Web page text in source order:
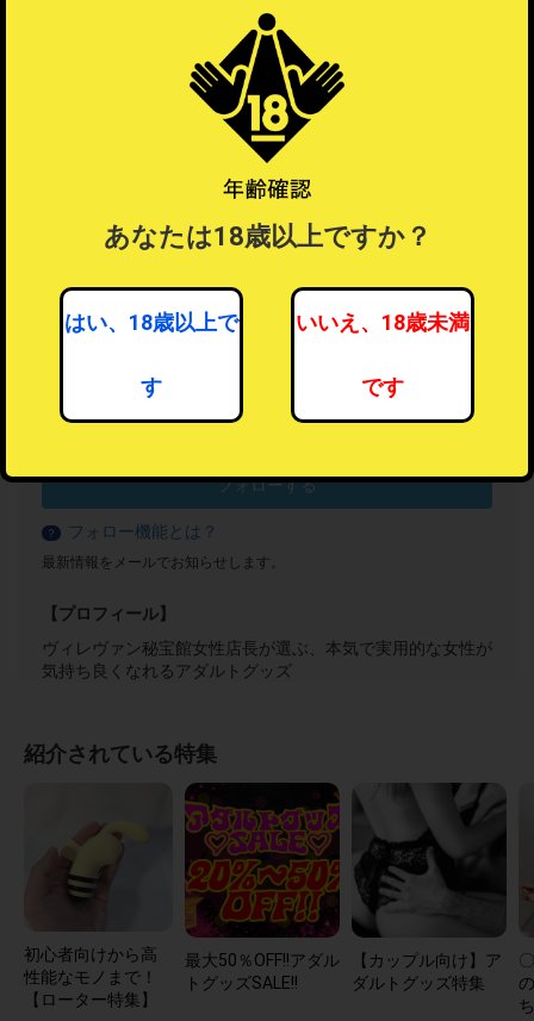
女性向けアダルト・トイ
フォローする
？ フォロー機能とは？
最新情報をメールでお知らせします。
【プロフィール】
ヴィレヴァン秘宝館女性店長が選ぶ、本気で実用的な女性が
気持ち良くなれるアダルトグッズ
紹介されている特集
初心者向けから高
性能なモノまで！
【ローター特集】
最大50％OFF!!アダル
トグッズSALE!!
【カップル向け】ア
ダルトグッズ特集
あなたは18歳以上ですか？
はい、18歳以上で
す
いいえ、18歳未満
です